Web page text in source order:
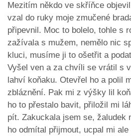
Mezitím někdo ve skříňce
vzal do ruky moje zmučené
připevnil. Moc to bolelo, tohle s
zažívala s mužem, nemělo nic
kluci, musíme ji to ošetřit a
Vyšel ven a za chvíli se vrátil s
lahví koňaku. Otevřel ho a polil
zbláznění. Pak mi z výšky lil
ho to přestalo bavit, přiložil mi
pít. Zakuckala jsem se, žaludek
ho odmítal přijmout, ucpal mi